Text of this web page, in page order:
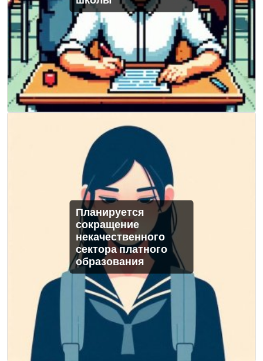
Планируется
сокращение
некачественного
сектора платного
образования